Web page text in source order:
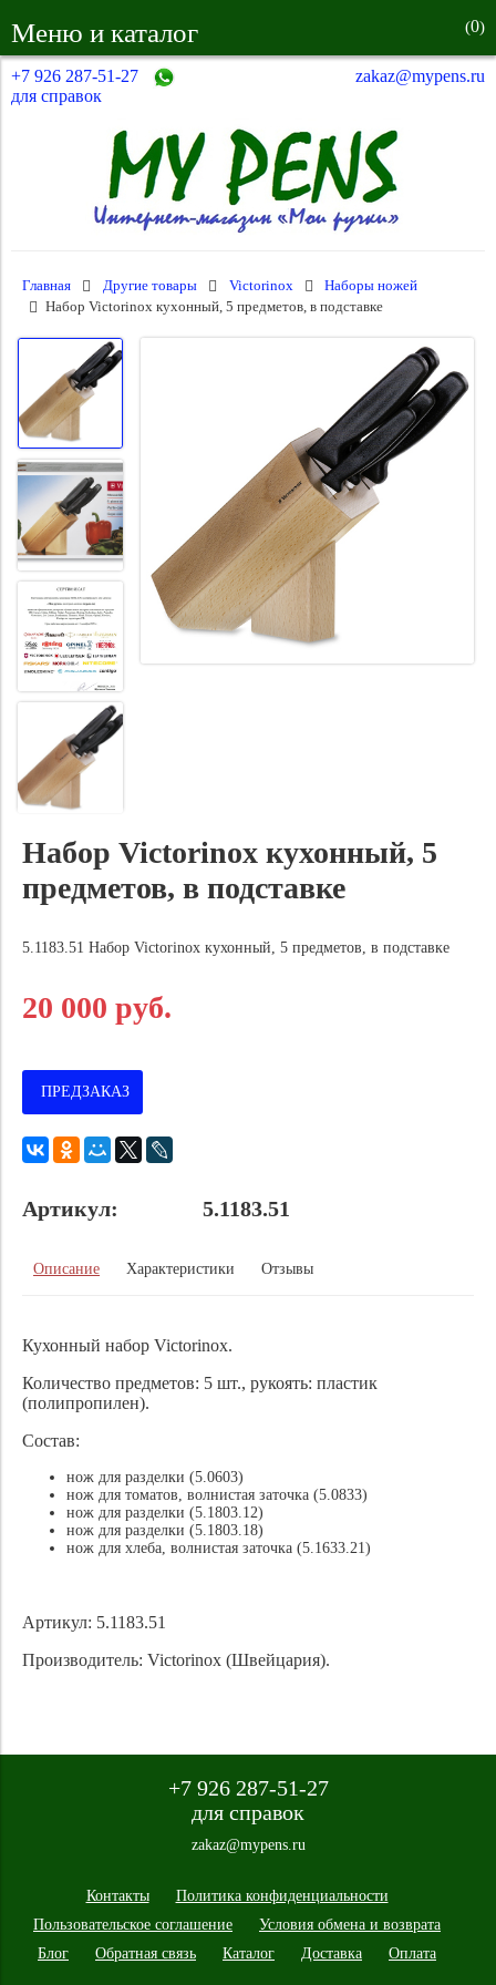
Меню и каталог (0)
+7 926 287-51-27
для справок
zakaz@mypens.ru
Главная Другие товары Victorinox
Наборы ножей
Набор Victorinox кухонный, 5 предметов, в подставке
Набор Victorinox кухонный, 5
предметов, в подставке
5.1183.51 Набор Victorinox кухонный, 5 предметов, в подставке
20 000 руб.
ПРЕДЗАКАЗ
Артикул: 5.1183.51
Описание Характеристики Отзывы
Кухонный набор Victorinox.
Количество предметов: 5 шт., рукоять: пластик
(полипропилен).
Состав:
нож для разделки (5.0603)
нож для томатов, волнистая заточка (5.0833)
нож для разделки (5.1803.12)
нож для разделки (5.1803.18)
нож для хлеба, волнистая заточка (5.1633.21)
Артикул: 5.1183.51
Производитель: Victorinox (Швейцария).
+7 926 287-51-27
для справок
zakaz@mypens.ru
Контакты
Политика конфиденциальности
Пользовательское соглашение
Условия обмена и возврата
Блог
Обратная связь Каталог Доставка Оплата